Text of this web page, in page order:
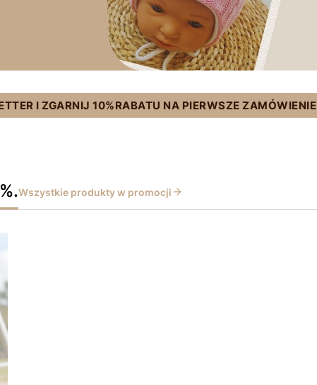
I ZGARNIJ 10%RABATU NA PIERWSZE ZAMÓWIENIE
Wszystkie produkty w promocji